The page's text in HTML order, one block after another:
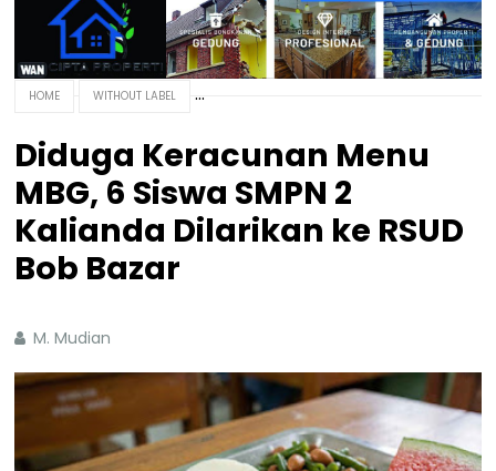
HOME WITHOUT LABEL
Diduga Keracunan Menu
MBG, 6 Siswa SMPN 2
Kalianda Dilarikan ke RSUD
Bob Bazar
M. Mudian